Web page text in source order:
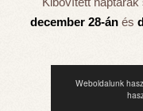
Weboldalunk
december 28-án és